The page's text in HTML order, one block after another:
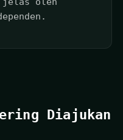
Diajukan